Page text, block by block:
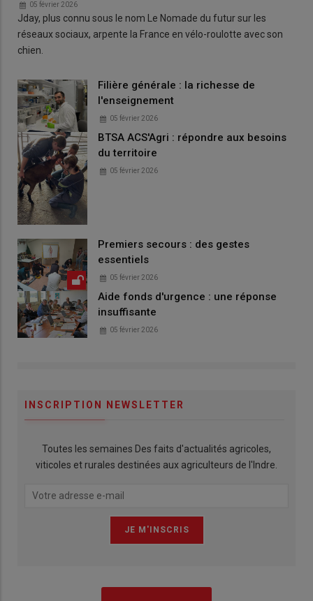
05 février 2026
Jday, plus connu sous le nom Le Nomade du futur sur les
réseaux sociaux, arpente la France en vélo-roulotte avec son
chien.
Filière générale : la richesse de
l'enseignement
05 février 2026
BTSA ACS'Agri : répondre aux besoins
du territoire
05 février 2026
Premiers secours : des gestes
essentiels
05 février 2026
Aide fonds d'urgence : une réponse
insuffisante
05 février 2026
INSCRIPTION NEWSLETTER
Toutes les semaines Des faits d'actualités agricoles,
viticoles et rurales destinées aux agriculteurs de l'Indre.